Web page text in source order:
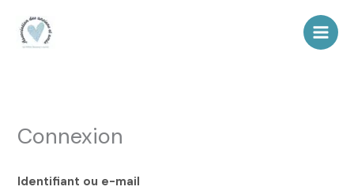
contenu
Connexion
Identifiant ou e-mail